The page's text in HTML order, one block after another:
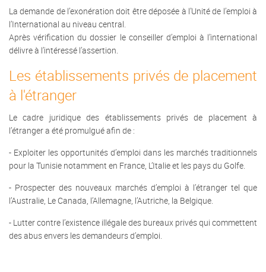
La demande de l’exonération doit être déposée à l’Unité de l’emploi à
l’International au niveau central.
Après vérification du dossier le conseiller d’emploi à l’international
délivre à l’intéressé l’assertion.
Les établissements privés de placement
à l'étranger
Le cadre juridique des établissements privés de placement à
l’étranger a été promulgué afin de :
- Exploiter les opportunités d’emploi dans les marchés traditionnels
pour la Tunisie notamment en France, L’Italie et les pays du Golfe.
- Prospecter des nouveaux marchés d’emploi à l’étranger tel que
l’Australie, Le Canada, l’Allemagne, l’Autriche, la Belgique.
- Lutter contre l’existence illégale des bureaux privés qui commettent
des abus envers les demandeurs d’emploi.